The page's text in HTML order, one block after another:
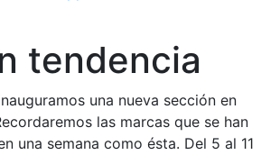
tendencia
una nueva sección en
las marcas que se han
una semana como ésta. Del 5 al 11